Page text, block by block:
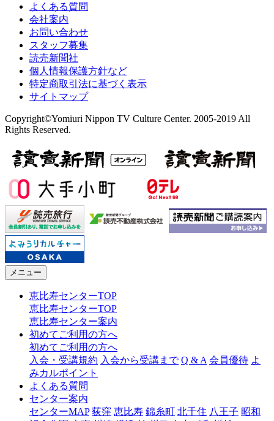
よくある質問
会社案内
お問い合わせ
スタッフ募集
読売新聞社
個人情報保護方針など
特定商取引法に基づく表示
サイトマップ
Copyright©Yomiuri Nippon TV Culture Center. 2005-2019 All
Rights Reserved.
メニュー
恵比寿センターTOP
恵比寿センターTOP
恵比寿センター案内
初めてご利用の方へ
初めてご利用の方へ
入会・受講規約 入会から受講まで Q & A 会員優待 よ
みカルポイント
よくある質問
センター案内
センターMAP 荻窪 恵比寿 錦糸町 北千住 八王子 昭和